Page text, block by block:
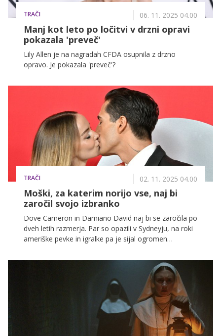
TRAČI 06. 11. 2025 04.00
Manj kot leto po ločitvi v drzni opravi
pokazala 'preveč'
Lily Allen je na nagradah CFDA osupnila z drzno
opravo. Je pokazala 'preveč'?
TRAČI 02. 11. 2025 04.00
Moški, za katerim norijo vse, naj bi
zaročil svojo izbranko
Dove Cameron in Damiano David naj bi se zaročila po
dveh letih razmerja. Par so opazili v Sydneyju, na roki
ameriške pevke in igralke pa je sijal ogromen